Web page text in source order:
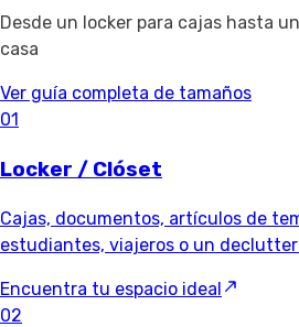
Desde un locker para cajas hasta
casa
Ver guía completa de tamaños
01
Locker / Clóset
Cajas, documentos, artículos de
estudiantes, viajeros o un declutter
Encuentra tu espacio ideal
02